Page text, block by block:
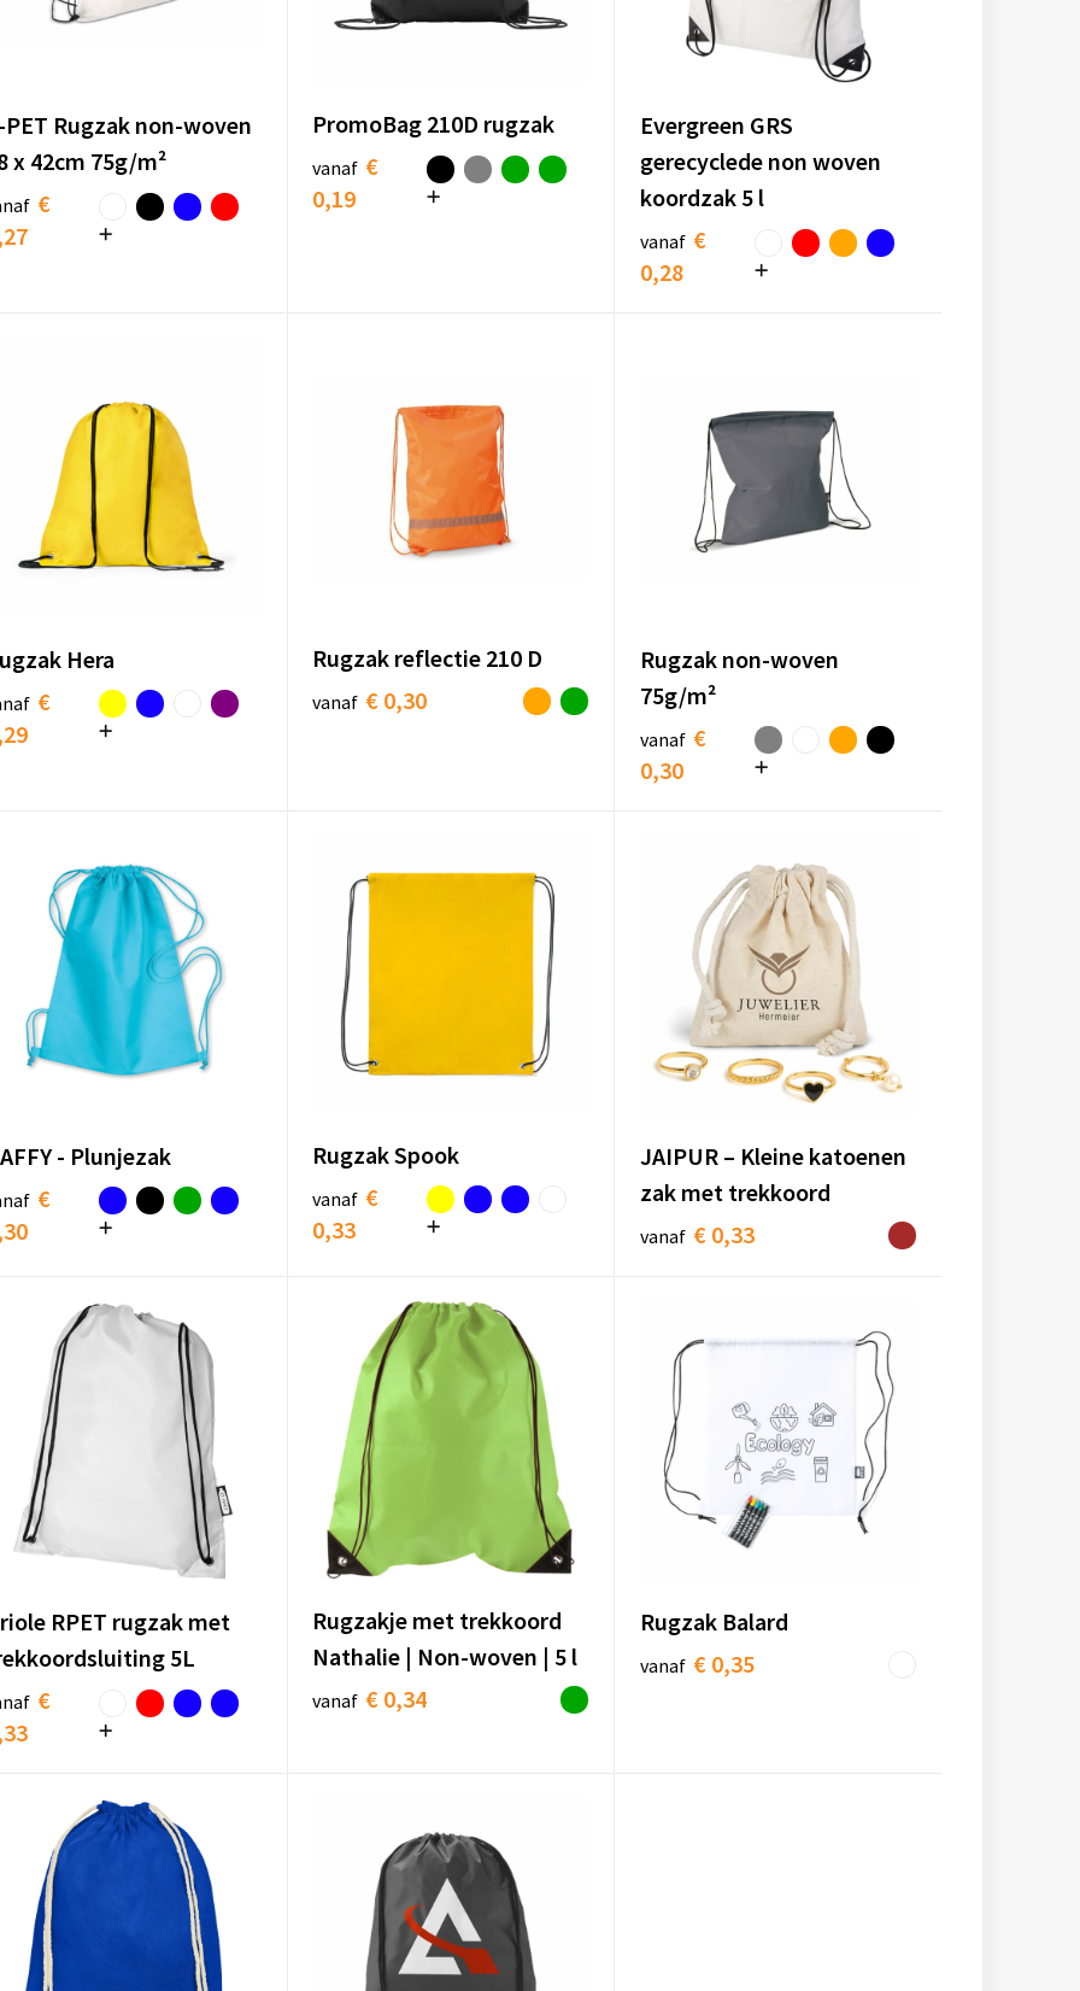
PET Rugzak non-woven
x 42cm 75g/m²
€
PromoBag 210D rugzak
vanaf €
0,19
Evergreen GRS
gerecyclede non woven
koordzak 5 l
vanaf €
0,28
Hera
€
Rugzak reflectie 210 D
vanaf € 0,30
Rugzak non-woven
75g/m²
vanaf €
0,30
- Plunjezak
€
Rugzak Spook
vanaf €
0,33
JAIPUR – Kleine katoenen
zak met trekkoord
vanaf € 0,33
RPET rugzak met
5L
€
Rugzakje met trekkoord
Nathalie | Non-woven | 5 l
vanaf € 0,34
Rugzak Balard
vanaf € 0,35